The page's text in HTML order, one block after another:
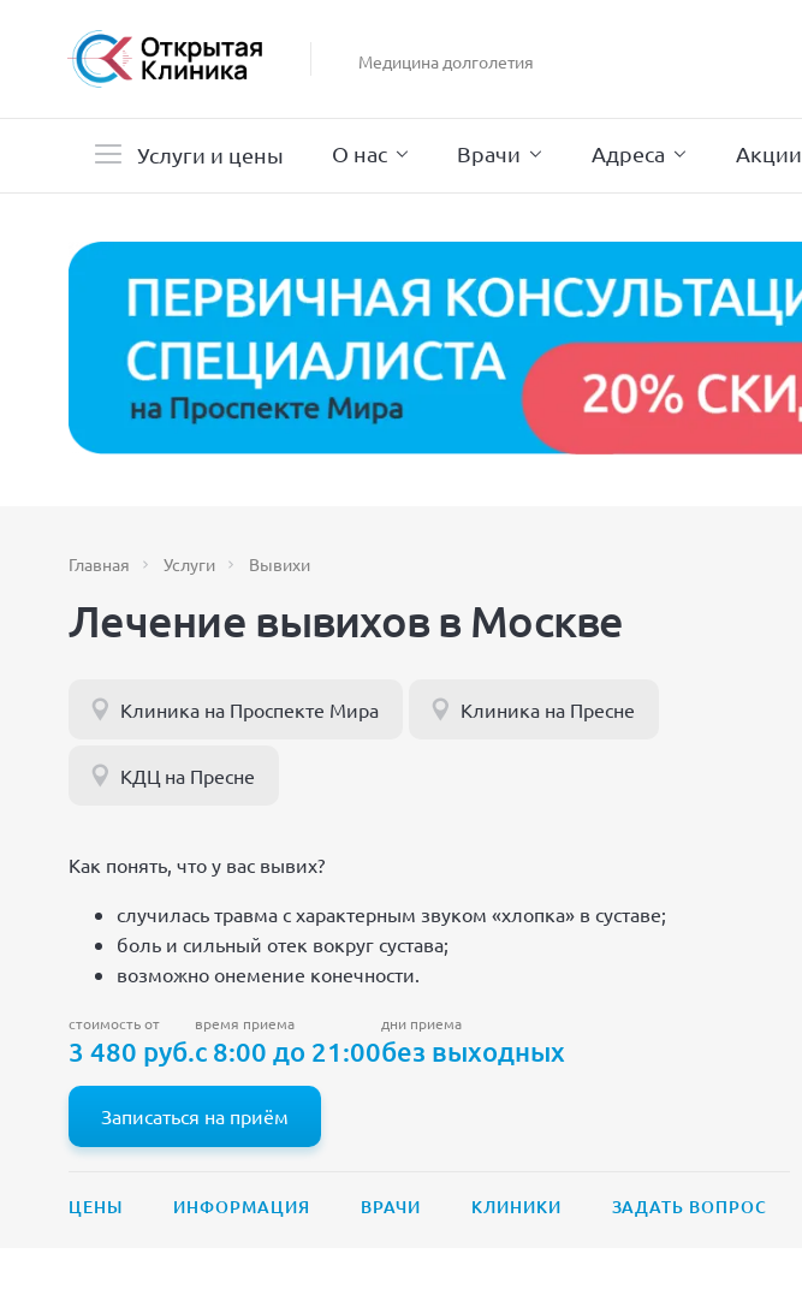
Медицина долголетия
Услуги и цены
Нейрохирургия
О нас Врачи Адреса Акции
Главная Услуги Вывихи
Лечение вывихов в Москве
Клиника на Проспекте Мира Клиника на Пресне
КДЦ на Пресне
Как понять, что у вас вывих?
случилась травма с характерным звуком «хлопка» в суставе;
боль и сильный отек вокруг сустава;
возможно онемение конечности.
стоимость от
3 480 руб.
время приема
с 8:00 до 21:00
дни приема
без выходных
Записаться на приём
ЦЕНЫ ИНФОРМАЦИЯ ВРАЧИ КЛИНИКИ ЗАДАТЬ ВОПРОС